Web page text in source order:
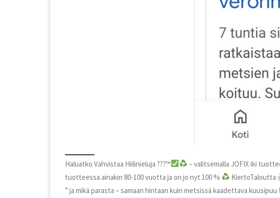
Haluatko Vahvistaa Hiilinieluja ???™️
– valitsemalla JOFIX iki
tuotteessa ainakin 80-100 vuotta ja on jo nyt 100 %
KiertoTaloutta
” ja mikä parasta – samaan hintaan kuin metsissä kaadettava